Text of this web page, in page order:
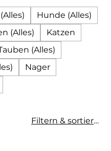
Hunde (Alles)
(Alles)
Katzen
(Alles)
Nager
Filtern & sortieren